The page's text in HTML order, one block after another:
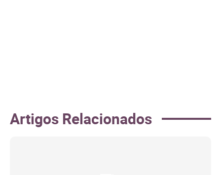
Artigos Relacionados